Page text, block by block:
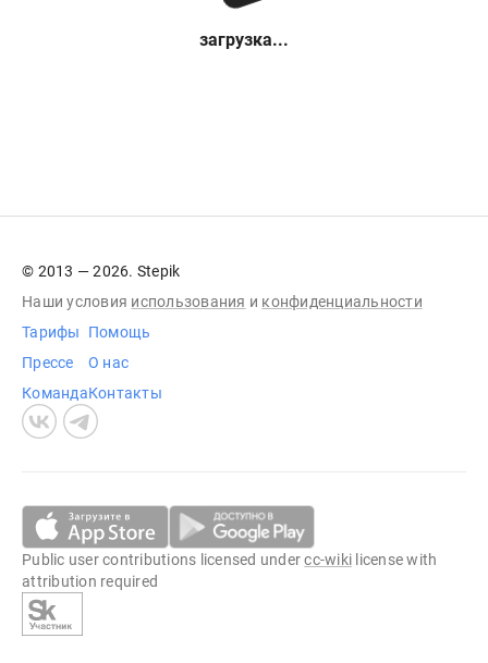
загрузка...
© 2013 — 2026. Stepik
Наши условия использования и конфиденциальности
Тарифы
Прессе
Команда
Помощь
О нас
Контакты
Public user contributions licensed undercc-wiki license with
attribution required